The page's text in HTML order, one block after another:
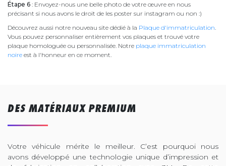
Étape 6 : Envoyez-nous une belle photo de votre œuvre en nous
précisant si nous avons le droit de les poster sur instagram ou non :)
Découvrez aussi notre nouveau site dédié à la Plaque d'immatriculation.
Vous pouvez personnaliser entièrement vos plaques et trouvé votre
plaque homologuée ou personnalisée. Notre plaque immatriculation
noire est à l'honneur en ce moment.
DES MATÉRIAUX PREMIUM
Votre véhicule mérite le meilleur. C’est pourquoi nous
avons développé une technologie unique d’impression et